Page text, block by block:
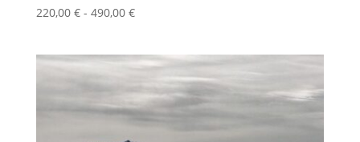
220,00 € - 490,00 €Fascia
da
220,00 €
a
490,00 €